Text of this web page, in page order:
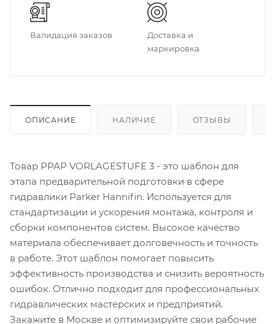
Валидация заказов
Доставка и
маркировка
ОПИСАНИЕ НАЛИЧИЕ ОТЗЫВЫ
Товар PPAP VORLAGESTUFE 3 - это шаблон для
этапа предварительной подготовки в сфере
гидравлики Parker Hannifin. Используется для
стандартизации и ускорения монтажа, контроля и
сборки компонентов систем. Высокое качество
материала обеспечивает долговечность и точность
в работе. Этот шаблон помогает повысить
эффективность производства и снизить вероятность
ошибок. Отлично подходит для профессиональных
гидравлических мастерских и предприятий.
Закажите в Москве и оптимизируйте свои рабочие